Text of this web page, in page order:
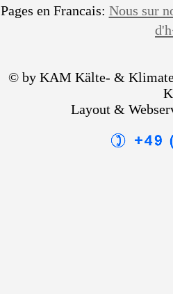
Pages en Francais: Nous sur
© by KAM Kälte- &
Layout &